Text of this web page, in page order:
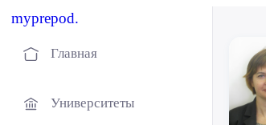
myprepod.
Главная
Университеты